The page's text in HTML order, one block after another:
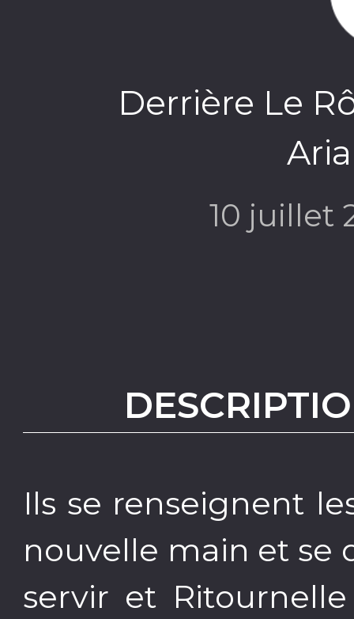
Derrière Le
10 juillet
Ils se renseignent
nouvelle main et se
servir et